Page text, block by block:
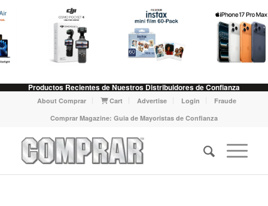
Productos Recientes de Nuestros Distribuidores de Confianza
About Comprar Cart Advertise Login
Fraude
Comprar Magazine: Guia de Mayoristas de Confianza